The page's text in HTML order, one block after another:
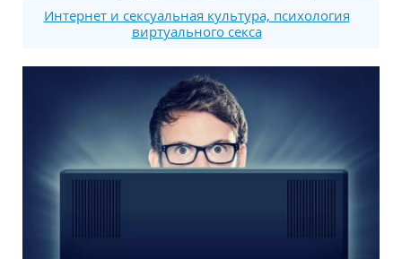
Интернет и сексуальная культура, психология
виртуального секса